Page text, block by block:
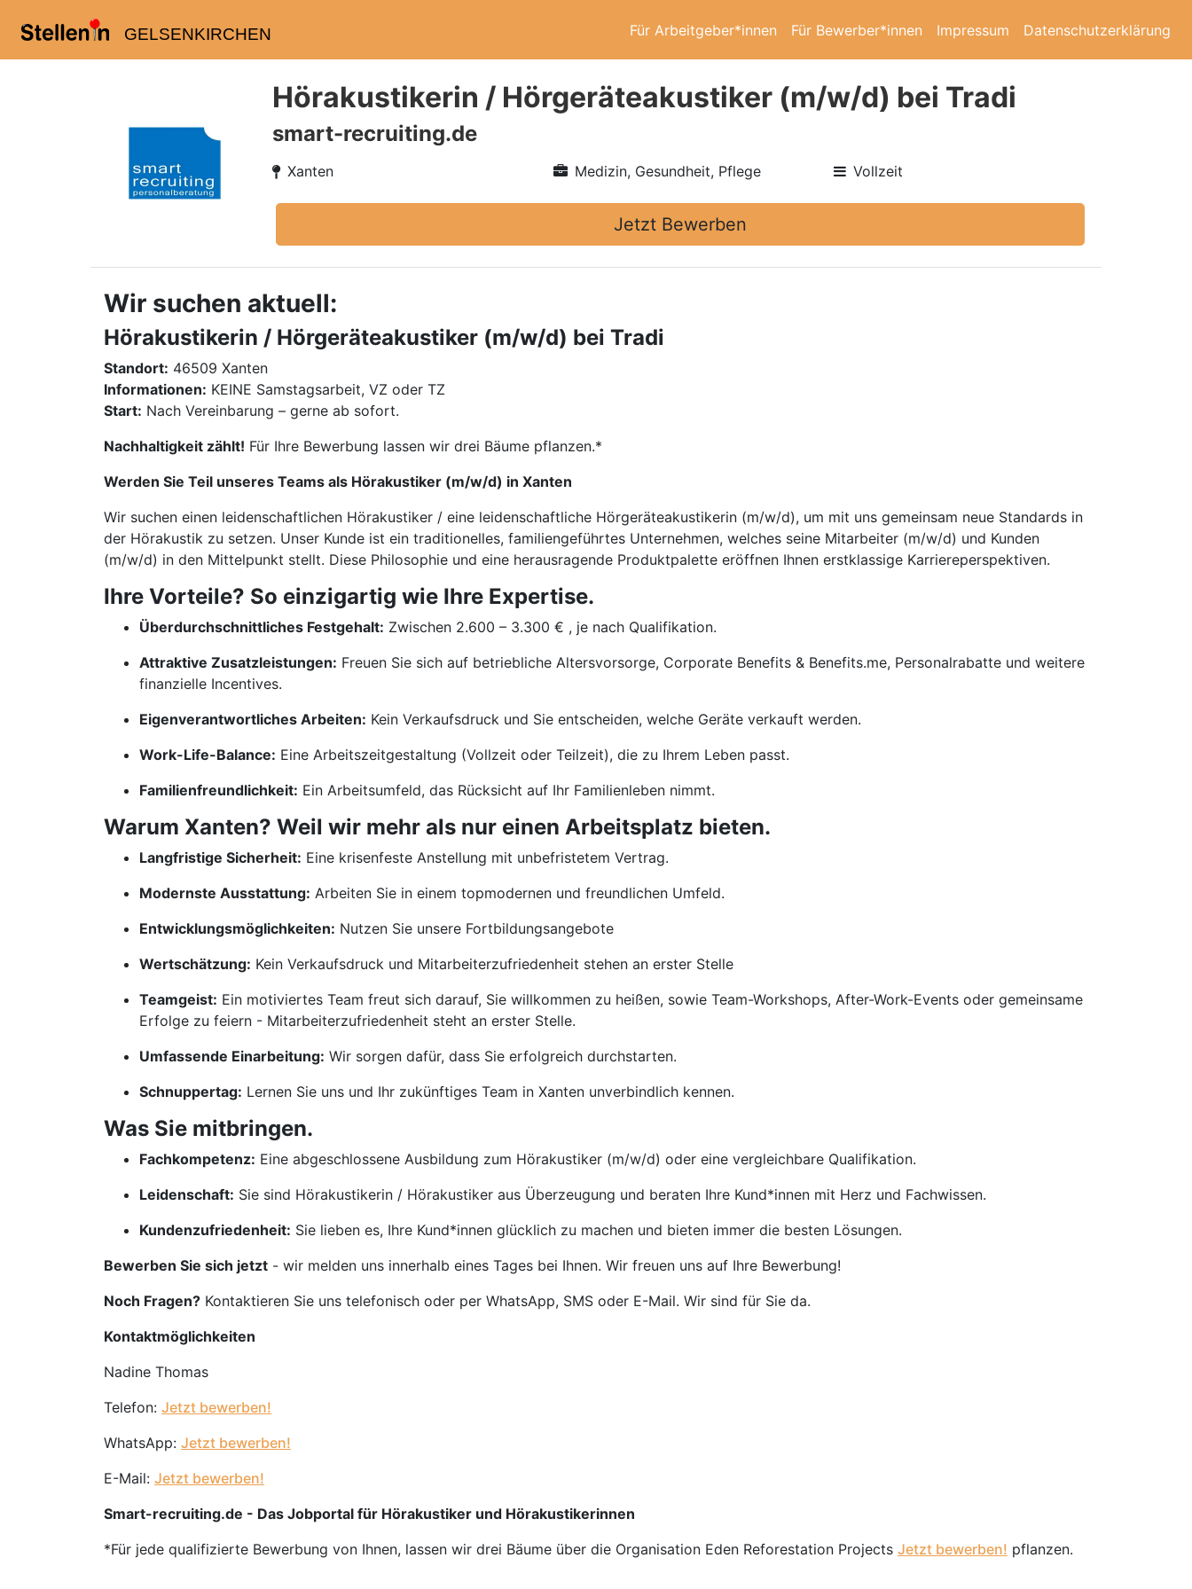
GELSENKIRCHEN Für Arbeitgeber*innen Für Bewerber*innen Impressum Datenschutzerklärung
Hörakustikerin / Hörgeräteakustiker (m/w/d) bei Tradi
smart-recruiting.de
Xanten Medizin, Gesundheit, Pflege Vollzeit
Jetzt Bewerben
Wir suchen aktuell:
Hörakustikerin / Hörgeräteakustiker (m/w/d) bei Tradi
Standort: 46509 Xanten
Informationen: KEINE Samstagsarbeit, VZ oder TZ
Start: Nach Vereinbarung – gerne ab sofort.
Nachhaltigkeit zählt! Für Ihre Bewerbung lassen wir drei Bäume pflanzen.*
Werden Sie Teil unseres Teams als Hörakustiker (m/w/d) in Xanten
Wir suchen einen leidenschaftlichen Hörakustiker / eine leidenschaftliche Hörgeräteakustikerin (m/w/d), um mit uns gemeinsam neue Standards in
der Hörakustik zu setzen. Unser Kunde ist ein traditionelles, familiengeführtes Unternehmen, welches seine Mitarbeiter (m/w/d) und Kunden
(m/w/d) in den Mittelpunkt stellt. Diese Philosophie und eine herausragende Produktpalette eröffnen Ihnen erstklassige Karriereperspektiven.
Ihre Vorteile? So einzigartig wie Ihre Expertise.
Überdurchschnittliches Festgehalt: Zwischen 2.600 – 3.300 € , je nach Qualifikation.
Attraktive Zusatzleistungen: Freuen Sie sich auf betriebliche Altersvorsorge, Corporate Benefits & Benefits.me, Personalrabatte und weitere
finanzielle Incentives.
Eigenverantwortliches Arbeiten: Kein Verkaufsdruck und Sie entscheiden, welche Geräte verkauft werden.
Work-Life-Balance: Eine Arbeitszeitgestaltung (Vollzeit oder Teilzeit), die zu Ihrem Leben passt.
Familienfreundlichkeit: Ein Arbeitsumfeld, das Rücksicht auf Ihr Familienleben nimmt.
Warum Xanten? Weil wir mehr als nur einen Arbeitsplatz bieten.
Langfristige Sicherheit: Eine krisenfeste Anstellung mit unbefristetem Vertrag.
Modernste Ausstattung: Arbeiten Sie in einem topmodernen und freundlichen Umfeld.
Entwicklungsmöglichkeiten: Nutzen Sie unsere Fortbildungsangebote
Wertschätzung: Kein Verkaufsdruck und Mitarbeiterzufriedenheit stehen an erster Stelle
Teamgeist: Ein motiviertes Team freut sich darauf, Sie willkommen zu heißen, sowie Team-Workshops, After-Work-Events oder gemeinsame
Erfolge zu feiern - Mitarbeiterzufriedenheit steht an erster Stelle.
Umfassende Einarbeitung: Wir sorgen dafür, dass Sie erfolgreich durchstarten.
Schnuppertag: Lernen Sie uns und Ihr zukünftiges Team in Xanten unverbindlich kennen.
Was Sie mitbringen.
Fachkompetenz: Eine abgeschlossene Ausbildung zum Hörakustiker (m/w/d) oder eine vergleichbare Qualifikation.
Leidenschaft: Sie sind Hörakustikerin / Hörakustiker aus Überzeugung und beraten Ihre Kund*innen mit Herz und Fachwissen.
Kundenzufriedenheit: Sie lieben es, Ihre Kund*innen glücklich zu machen und bieten immer die besten Lösungen.
Bewerben Sie sich jetzt - wir melden uns innerhalb eines Tages bei Ihnen. Wir freuen uns auf Ihre Bewerbung!
Noch Fragen? Kontaktieren Sie uns telefonisch oder per WhatsApp, SMS oder E-Mail. Wir sind für Sie da.
Kontaktmöglichkeiten
Nadine Thomas
Telefon: Jetzt bewerben!
WhatsApp: Jetzt bewerben!
E-Mail: Jetzt bewerben!
Smart-recruiting.de - Das Jobportal für Hörakustiker und Hörakustikerinnen
*Für jede qualifizierte Bewerbung von Ihnen, lassen wir drei Bäume über die Organisation Eden Reforestation Projects Jetzt bewerben! pflanzen.